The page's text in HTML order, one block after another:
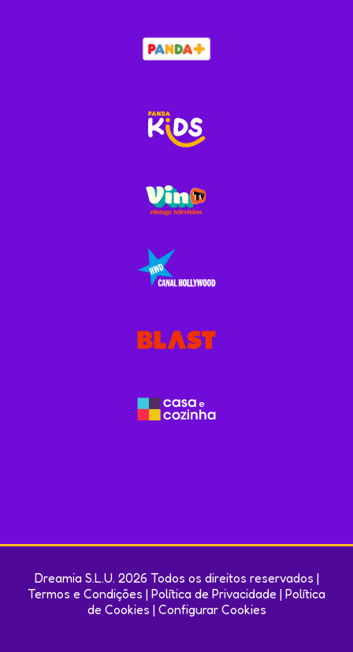
Dreamia S.L.U. 2026 Todos os direitos reservados |
Termos e Condições | Política de Privacidade | Política
de Cookies | Configurar Cookies